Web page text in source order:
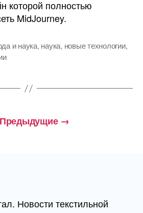
создала
которой полностью
MidJourney.
и наука, наука, новые технологии,
Предыдущие →
Новости текстильной